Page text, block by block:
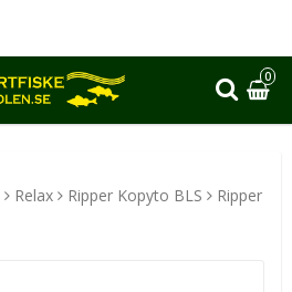
0
Relax Ripper Kopyto BLS
Ripper